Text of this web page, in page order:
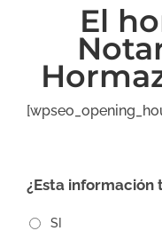
El
¿Esta información
SI